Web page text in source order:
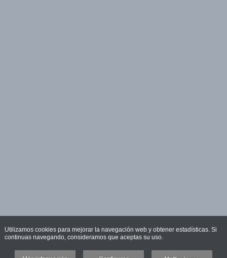
Utilizamos cookies para mejorar la navegación web y obtener estadísticas. Si
continuas navegando, consideramos que aceptas su uso.